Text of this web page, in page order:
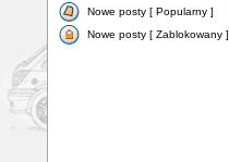
Nowe posty [ Popularny ]
Nowe posty [ Zablokowany ]